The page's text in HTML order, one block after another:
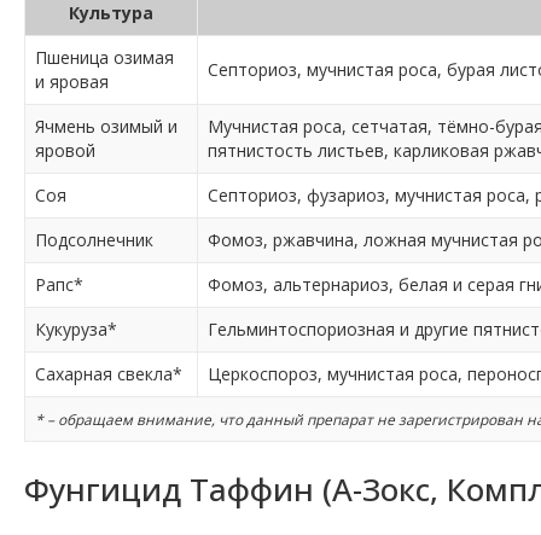
Культура
Пшеница озимая
и яровая
Септориоз, мучнистая роса, бурая
Ячмень озимый и
яровой
Мучнистая роса, сетчатая, тёмно-
пятнистость листьев, карликовая
Соя
Септориоз, фузариоз, мучнистая
Подсолнечник
Фомоз, ржавчина, ложная мучнистая
Рапс*
Фомоз, альтернариоз, белая и серая
Кукуруза*
Гельминтоспориозная и другие
Сахарная свекла*
Церкоспороз, мучнистая роса,
* – обращаем внимание, что данный препарат не зарегистрирован
Фунгицид Таффин (А-Зокс,